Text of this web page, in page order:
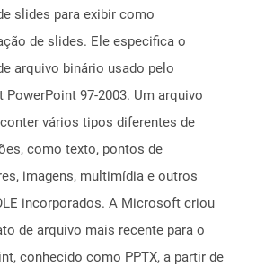
slides para exibir como
de slides. Ele especifica o
arquivo binário usado pelo
97-2003. Um arquivo
vários tipos diferentes de
como texto, pontos de
imagens, multimídia e outros
incorporados. A Microsoft criou
de arquivo mais recente para o
conhecido como PPTX, a partir de